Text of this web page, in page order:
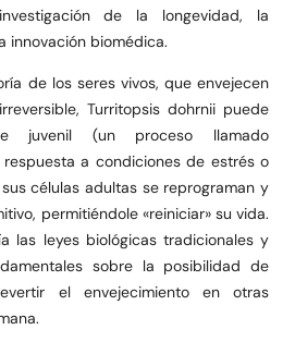
de la longevidad, la
innovación biomédica.
de los seres vivos, que envejecen
Turritopsis dohrnii puede
juvenil (un proceso llamado
a condiciones de estrés o
células adultas se reprograman y
permitiéndole «reiniciar» su vida.
las leyes biológicas tradicionales y
sobre la posibilidad de
el envejecimiento en otras